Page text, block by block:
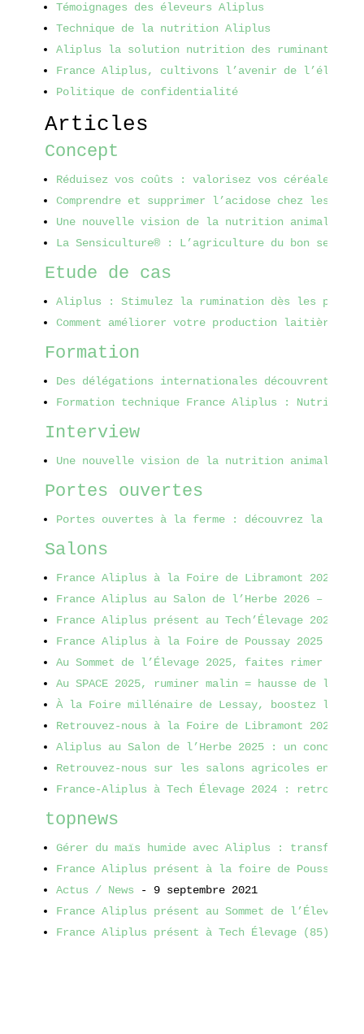
Témoignages des éleveurs Aliplus
Technique de la nutrition Aliplus
Aliplus la solution nutrition des ruminants
France Aliplus, cultivons l’avenir de l’élevage
Politique de confidentialité
Articles
Concept
Réduisez vos coûts : valorisez vos céréales
Comprendre et supprimer l’acidose chez les
Une nouvelle vision de la nutrition animale
La Sensiculture® : L’agriculture du bon sens
Etude de cas
Aliplus : Stimulez la rumination dès les
Comment améliorer votre production laitière et
Formation
Des délégations internationales découvrent
Formation technique France Aliplus : Nutrition
Interview
Une nouvelle vision de la nutrition animale
Portes ouvertes
Portes ouvertes à la ferme : découvrez la
Salons
France Aliplus à la Foire de Libramont 2026 :
France Aliplus au Salon de l’Herbe 2026 –
France Aliplus présent au Tech’Élevage 2025
France Aliplus à la Foire de Poussay 2025 (25-
Au Sommet de l’Élevage 2025, faites rimer
Au SPACE 2025, ruminer malin = hausse de la
À la Foire millénaire de Lessay, boostez la
Retrouvez-nous à la Foire de Libramont 2025 –
Aliplus au Salon de l’Herbe 2025 : un
Retrouvez-nous sur les salons agricoles en
France-Aliplus à Tech Élevage 2024 : retrouvez-
topnews
Gérer du maïs humide avec Aliplus :
France Aliplus présent à la foire de Poussay
Actus / News - 9 septembre 2021
France Aliplus présent au Sommet de l’Élevage
France Aliplus présent à Tech Élevage (85)